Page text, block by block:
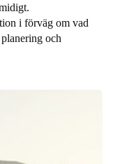
i förväg om vad
och